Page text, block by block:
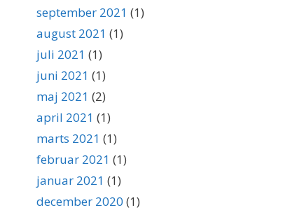
september 2021 (1)
august 2021 (1)
juli 2021 (1)
juni 2021 (1)
maj 2021 (2)
april 2021 (1)
marts 2021 (1)
februar 2021 (1)
januar 2021 (1)
december 2020 (1)